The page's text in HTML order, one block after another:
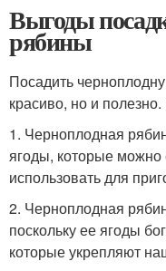
Выгоды
рябины
Посадить
красиво, но и
1. Черноплодная
ягоды, которые
использовать для
2. Черноплодная
поскольку ее ягоды
которые укрепляют